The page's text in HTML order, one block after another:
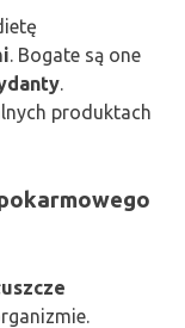
. Bogate są one
.
produktach